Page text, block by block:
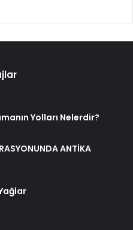
Yolları Nelerdir?
ANTİKA